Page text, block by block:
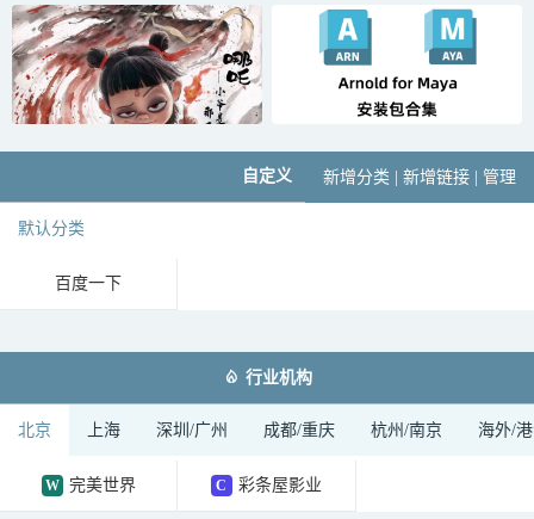
自定义
默认分类
新增分类 新增链接 管理
百度一下
 行业机构
北京 上海 深圳/广州 成都/重庆 杭州/南京 海外/
W 完美世界 C 彩条屋影业